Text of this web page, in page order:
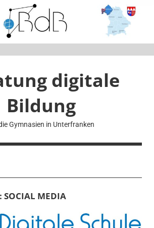
digitale
Bildung
Gymnasien in Unterfranken
SOCIAL MEDIA